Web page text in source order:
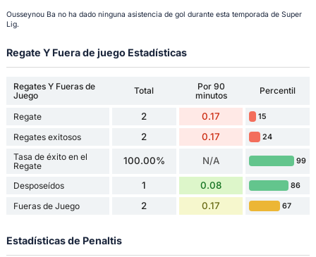
Ousseynou Ba no ha dado ninguna asistencia de gol durante esta temporada de Super
Lig.
Regate Y Fuera de juego Estadísticas
Regates Y Fueras de
Juego
Total
Por 90
minutos
Percentil
Regate 2 0.17 15
Regates exitosos 2 0.17 24
Tasa de éxito en el
Regate
100.00% N/A 99
Desposeídos 1 0.08 86
Fueras de Juego 2 0.17 67
Estadísticas de Penaltis